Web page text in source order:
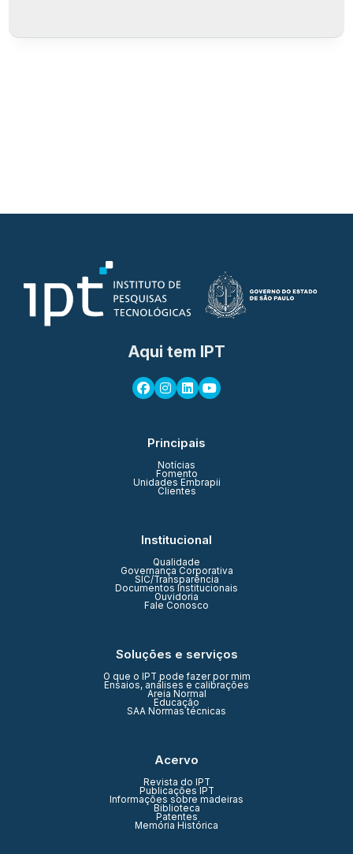
Aqui tem IPT
Principais
Notícias
Fomento
Unidades Embrapii
Clientes
Institucional
Qualidade
Governança Corporativa
SIC/Transparência
Documentos Institucionais
Ouvidoria
Fale Conosco
Soluções e serviços
O que o IPT pode fazer por mim
Ensaios, análises e calibrações
Areia Normal
Educação
SAA Normas técnicas
Acervo
Revista do IPT
Publicações IPT
Informações sobre madeiras
Biblioteca
Patentes
Memória Histórica